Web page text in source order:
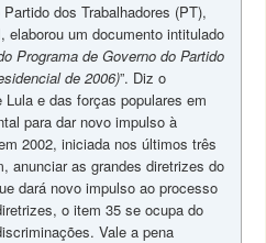
dos Trabalhadores (PT),
elaborou um documento intitulado
Programa de Governo do Partido
de 2006)”. Diz o
e das forças populares em
para dar novo impulso à
2002, iniciada nos últimos três
anunciar as grandes diretrizes do
dará novo impulso ao processo
o item 35 se ocupa do
Vale a pena